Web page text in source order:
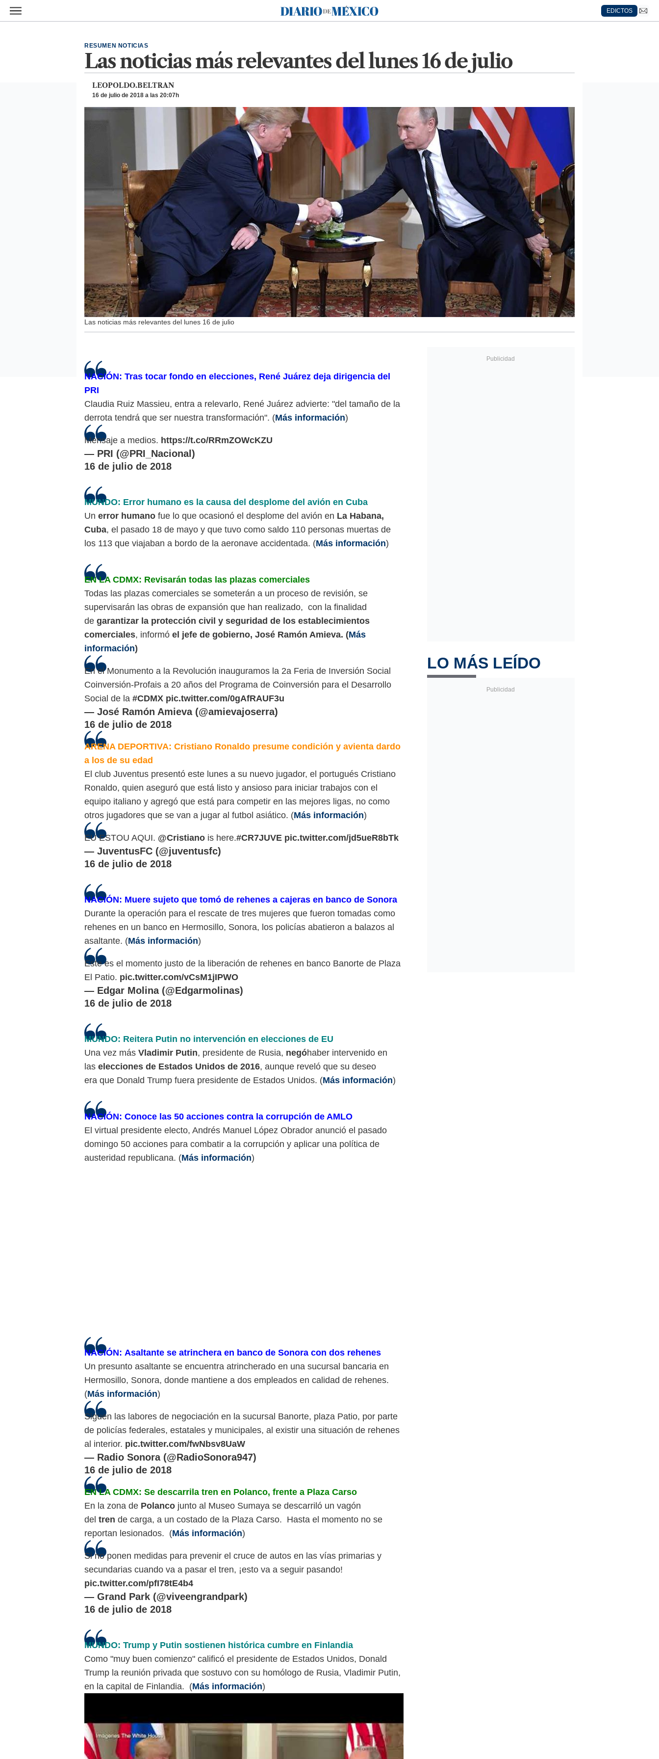
Ir al contenido principal
Diario de México
EDICTOS
Las noticias más relevantes del lunes 16 de julio
RESUMEN NOTICIAS
LEOPOLDO.BELTRAN
16 de julio de 2018 a las 20:07h
Las noticias más relevantes del lunes 16 de julio
NACIÓN: Tras tocar fondo en elecciones, René Juárez deja dirigencia del
PRI
Claudia Ruiz Massieu, entra a relevarlo, René Juárez advierte: "del tamaño de la
derrota tendrá que ser nuestra transformación". (Más información)
Mensaje a medios. https://t.co/RRmZOWcKZU
— PRI (@PRI_Nacional)
16 de julio de 2018
MUNDO: Error humano es la causa del desplome del avión en Cuba
Un error humano fue lo que ocasionó el desplome del avión en La Habana,
Cuba, el pasado 18 de mayo y que tuvo como saldo 110 personas muertas de
los 113 que viajaban a bordo de la aeronave accidentada. (Más información)
EN LA CDMX: Revisarán todas las plazas comerciales
Todas las plazas comerciales se someterán a un proceso de revisión, se
supervisarán las obras de expansión que han realizado, con la finalidad
de garantizar la protección civil y seguridad de los establecimientos
comerciales, informó el jefe de gobierno, José Ramón Amieva. (Más
información)
En el Monumento a la Revolución inauguramos la 2a Feria de Inversión Social
Coinversión-Profais a 20 años del Programa de Coinversión para el Desarrollo
Social de la #CDMX pic.twitter.com/0gAfRAUF3u
— José Ramón Amieva (@amievajoserra)
16 de julio de 2018
ARENA DEPORTIVA: Cristiano Ronaldo presume condición y avienta dardo
a los de su edad
El club Juventus presentó este lunes a su nuevo jugador, el portugués Cristiano
Ronaldo, quien aseguró que está listo y ansioso para iniciar trabajos con el
equipo italiano y agregó que está para competir en las mejores ligas, no como
otros jugadores que se van a jugar al futbol asiático. (Más información)
EU ESTOU AQUI. @Cristiano is here.#CR7JUVE pic.twitter.com/jd5ueR8bTk
— JuventusFC (@juventusfc)
16 de julio de 2018
NACIÓN: Muere sujeto que tomó de rehenes a cajeras en banco de Sonora
Durante la operación para el rescate de tres mujeres que fueron tomadas como
rehenes en un banco en Hermosillo, Sonora, los policías abatieron a balazos al
asaltante. (Más información)
Este es el momento justo de la liberación de rehenes en banco Banorte de Plaza
El Patio. pic.twitter.com/vCsM1jIPWO
— Edgar Molina (@Edgarmolinas)
16 de julio de 2018
MUNDO: Reitera Putin no intervención en elecciones de EU
Una vez más Vladimir Putin, presidente de Rusia, negóhaber intervenido en
las elecciones de Estados Unidos de 2016, aunque reveló que su deseo
era que Donald Trump fuera presidente de Estados Unidos. (Más información)
NACIÓN: Conoce las 50 acciones contra la corrupción de AMLO
El virtual presidente electo, Andrés Manuel López Obrador anunció el pasado
domingo 50 acciones para combatir a la corrupción y aplicar una política de
austeridad republicana. (Más información)
NACIÓN: Asaltante se atrinchera en banco de Sonora con dos rehenes
Un presunto asaltante se encuentra atrincherado en una sucursal bancaria en
Hermosillo, Sonora, donde mantiene a dos empleados en calidad de rehenes.
(Más información)
Siguen las labores de negociación en la sucursal Banorte, plaza Patio, por parte
de policías federales, estatales y municipales, al existir una situación de rehenes
al interior. pic.twitter.com/fwNbsv8UaW
— Radio Sonora (@RadioSonora947)
16 de julio de 2018
EN LA CDMX: Se descarrila tren en Polanco, frente a Plaza Carso
En la zona de Polanco junto al Museo Sumaya se descarriló un vagón
del tren de carga, a un costado de la Plaza Carso. Hasta el momento no se
reportan lesionados. (Más información)
Si no ponen medidas para prevenir el cruce de autos en las vías primarias y
secundarias cuando va a pasar el tren, ¡esto va a seguir pasando!
pic.twitter.com/pfI78tE4b4
— Grand Park (@viveengrandpark)
16 de julio de 2018
MUNDO: Trump y Putin sostienen histórica cumbre en Finlandia
Como "muy buen comienzo" calificó el presidente de Estados Unidos, Donald
Trump la reunión privada que sostuvo con su homólogo de Rusia, Vladimir Putin,
en la capital de Finlandia. (Más información)
LO MÁS LEÍDO